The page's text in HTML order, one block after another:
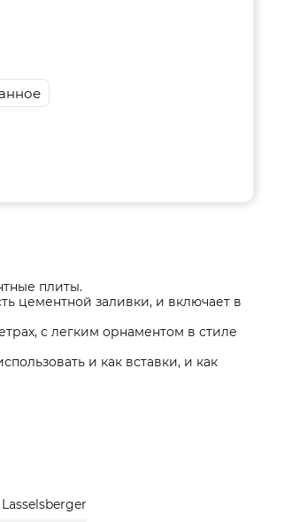
плиты.
цементной заливки, и включает в
с легким орнаментом в стиле
и как вставки, и как
Lasselsberger